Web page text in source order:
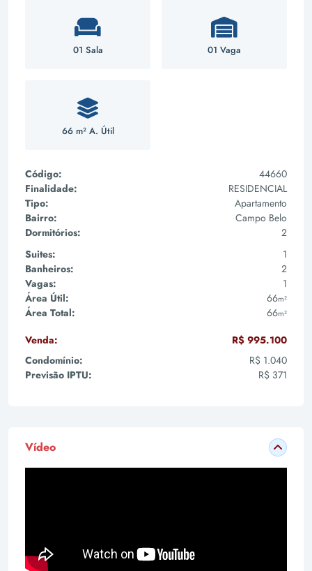
01 Sala 01 Vaga
66 m² A. Útil
Código:
44660
Finalidade:
RESIDENCIAL
Tipo:
Apartamento
Bairro:
Campo Belo
Dormitórios:
2
Suites:
1
Banheiros:
2
Vagas:
1
Área Útil:
66m²
Área Total: 66m²
Venda:
R$ 995.100
Condomínio:
R$ 1.040
Previsão IPTU:
R$ 371
Vídeo